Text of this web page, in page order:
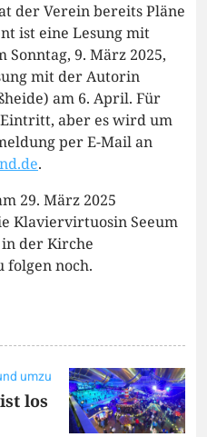
der Verein bereits Pläne
ist eine Lesung mit
Sonntag, 9. März 2025,
mit der Autorin
am 6. April. Für
aber es wird um
per E-Mail an
.
29. März 2025
Klaviervirtuosin Seeum
in der Kirche
folgen noch.
umzu
los